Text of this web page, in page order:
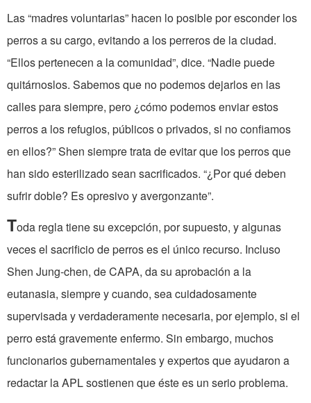
Las “madres voluntarias” hacen lo posible por esconder los
perros a su cargo, evitando a los perreros de la ciudad.
“Ellos pertenecen a la comunidad”, dice. “Nadie puede
quitárnoslos. Sabemos que no podemos dejarlos en las
calles para siempre, pero ¿cómo podemos enviar estos
perros a los refugios, públicos o privados, si no confiamos
en ellos?” Shen siempre trata de evitar que los perros que
han sido esterilizado sean sacrificados. “¿Por qué deben
sufrir doble? Es opresivo y avergonzante”.
Toda regla tiene su excepción, por supuesto, y algunas
veces el sacrificio de perros es el único recurso. Incluso
Shen Jung-chen, de CAPA, da su aprobación a la
eutanasia, siempre y cuando, sea cuidadosamente
supervisada y verdaderamente necesaria, por ejemplo, si el
perro está gravemente enfermo. Sin embargo, muchos
funcionarios gubernamentales y expertos que ayudaron a
redactar la APL sostienen que éste es un serio problema.